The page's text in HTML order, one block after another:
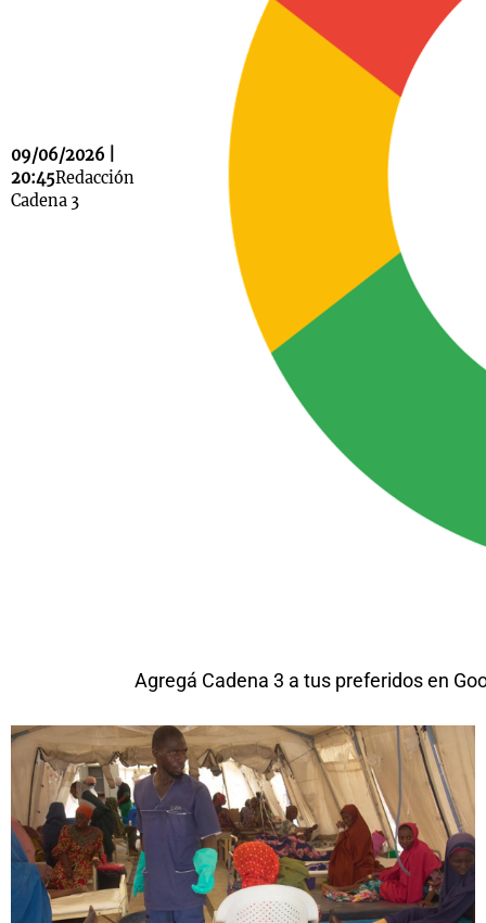
09/06/2026 |
20:45Redacción
Cadena 3
Agregá Cadena 3 a tus preferidos en
La Sole en
Cadena 3